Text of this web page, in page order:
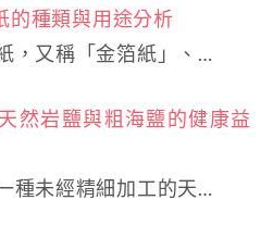
的種類與用途分析
，又稱「金箔紙」、…
然岩鹽與粗海鹽的健康益
種未經精細加工的天…